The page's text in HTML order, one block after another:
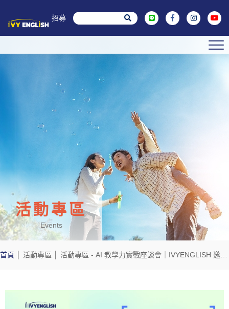
菁英招募
活動專區
Events
首頁 活動專區 活動專區 - AI 教學力實戰座談會｜IVYENGLISH 邀您掌握更快更好的教學新時代